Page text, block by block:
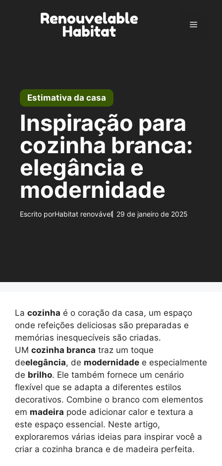
Menu
Estimativa da casa
Inspiração para
cozinha branca:
elegância e
modernidade
Escrito porHabitat renovável 29 de janeiro de 2025
La cozinha é o coração da casa, um espaço
onde refeições deliciosas são preparadas e
memórias inesquecíveis são criadas.
UM cozinha branca traz um toque
deelegância, de modernidade e especialmente
de brilho. Ele também fornece um cenário
flexível que se adapta a diferentes estilos
decorativos. Combine o branco com elementos
em madeira pode adicionar calor e textura a
este espaço essencial. Neste artigo,
exploraremos várias ideias para inspirar você a
criar a cozinha branca e de madeira perfeita.